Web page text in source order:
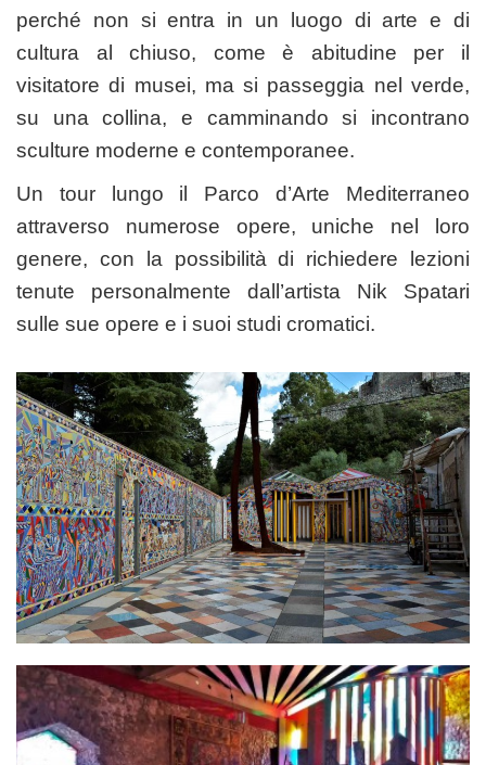
perché non si entra in un luogo di arte e di
cultura al chiuso, come è abitudine per il
visitatore di musei, ma si passeggia nel verde,
su una collina, e camminando si incontrano
sculture moderne e contemporanee.
Un tour lungo il Parco d’Arte Mediterraneo
attraverso numerose opere, uniche nel loro
genere, con la possibilità di richiedere lezioni
tenute personalmente dall’artista Nik Spatari
sulle sue opere e i suoi studi cromatici.